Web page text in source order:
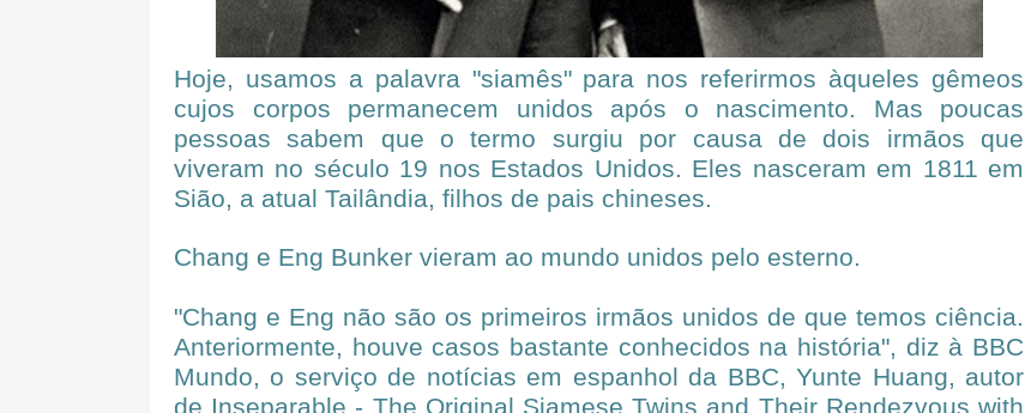
Hoje, usamos a palavra "siamês" para nos referirmos àqueles gêmeos
cujos corpos permanecem unidos após o nascimento. Mas poucas
pessoas sabem que o termo surgiu por causa de dois irmãos que
viveram no século 19 nos Estados Unidos. Eles nasceram em 1811 em
Sião, a atual Tailândia, filhos de pais chineses.
Chang e Eng Bunker vieram ao mundo unidos pelo esterno.
"Chang e Eng não são os primeiros irmãos unidos de que temos ciência.
Anteriormente, houve casos bastante conhecidos na história", diz à BBC
Mundo, o serviço de notícias em espanhol da BBC, Yunte Huang, autor